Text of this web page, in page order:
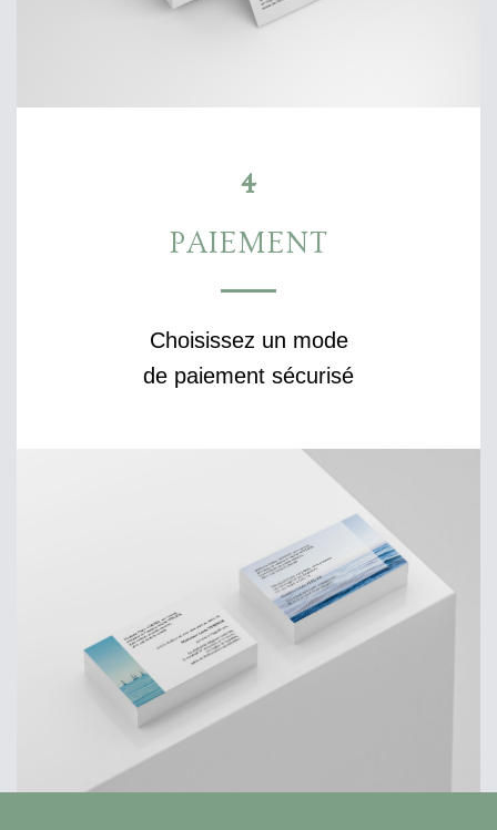
4
PAIEMENT
Choisissez un mode
de paiement sécurisé